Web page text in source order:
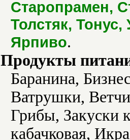
Старопрамен,
Толстяк,
Ярпиво.
Продукты
Баранина,
Ватрушки,
Грибы, Закуски
кабачковая,